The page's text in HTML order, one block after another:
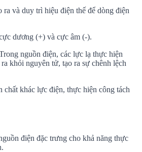
ra và duy trì hiệu điện thế để dòng điện
dương (+) và cực âm (-).
nguồn điện, các lực lạ thực hiện
khỏi nguyên tử, tạo ra sự chênh lệch
chất khác lực điện, thực hiện công tách
điện đặc trưng cho khả năng thực